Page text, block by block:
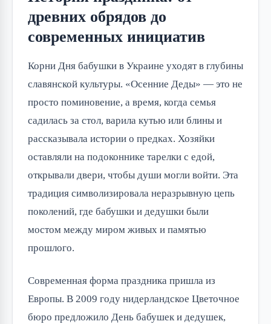
древних обрядов до
современных инициатив
Корни Дня бабушки в Украине уходят в глубины
славянской культуры. «Осенние Деды» — это не
просто поминовение, а время, когда семья
садилась за стол, варила кутью или блины и
рассказывала истории о предках. Хозяйки
оставляли на подоконнике тарелки с едой,
открывали двери, чтобы души могли войти. Эта
традиция символизировала неразрывную цепь
поколений, где бабушки и дедушки были
мостом между миром живых и памятью
прошлого.
Современная форма праздника пришла из
Европы. В 2009 году нидерландское Цветочное
бюро предложило День бабушек и дедушек,